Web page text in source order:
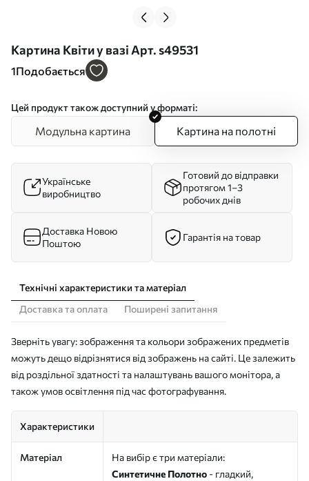
Картина Квіти у вазі Арт. s49531
1Подобається
Цей продукт також доступний у форматі:
Модульна картина Картина на полотні
Українське
виробництво
Готовий до відправки
протягом 1–3
робочих днів
Доставка Новою
Поштою
Гарантія на товар
Технічні характеристики та матеріал
Доставка та оплата
Поширені запитання
Зверніть увагу: зображення та кольори зображених предметів
можуть дещо відрізнятися від зображень на сайті. Це залежить
від роздільної здатності та налаштувань вашого монітора, а
також умов освітлення під час фотографування.
Характеристики
Матеріал
На вибір є три матеріали:
Синтетичне Полотно - гладкий,